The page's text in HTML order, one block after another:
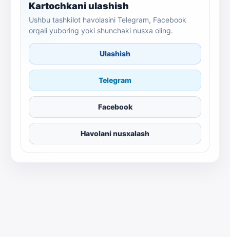
Kartochkani ulashish
Ushbu tashkilot havolasini Telegram, Facebook
orqali yuboring yoki shunchaki nusxa oling.
Ulashish
Telegram
Facebook
Havolani nusxalash